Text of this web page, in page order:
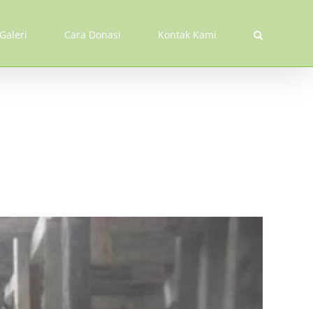
Galeri Cara Donasi Kontak Kami